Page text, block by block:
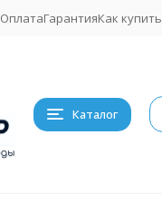
ОплатаГарантияКак купить
Каталог